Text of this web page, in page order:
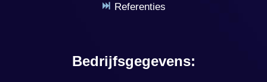
Referenties
Bedrijfsgegevens: